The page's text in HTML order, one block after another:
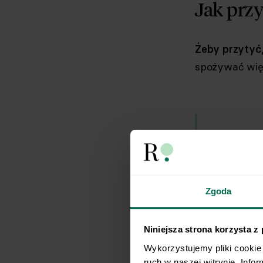
Zgoda
Niniejsza strona korzysta z
Wykorzystujemy pliki
Jak
Żeby
spożywać
małej